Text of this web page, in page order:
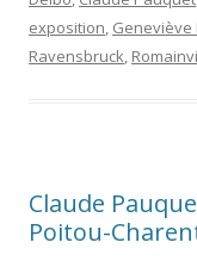
exposition, Geneviève
Ravensbruck,
Claude
Poitou-